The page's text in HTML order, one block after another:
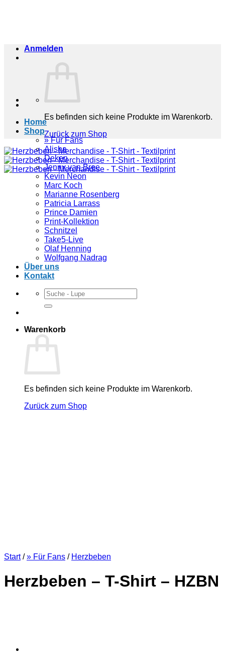
Home
Shop
» Für Fans
Alisha
Deken
Jenny van Bree
Kevin Neon
Marc Koch
Marianne Rosenberg
Patricia Larrass
Prince Damien
Print-Kollektion
Schnitzel
Take5-Live
Olaf Henning
Wolfgang Nadrag
Über uns
Kontakt
Suchen
nach:
Warenkorb
Es befinden sich keine Produkte im Warenkorb.
Zurück zum Shop
Anmelden
Es befinden sich keine Produkte im Warenkorb.
Zurück zum Shop
Start / » Für Fans / Herzbeben
Herzbeben – T-Shirt – HZBN